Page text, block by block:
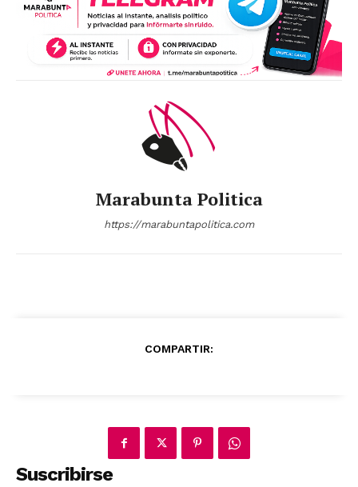
News Week
Magazine PRO
Marabunta Politica
https://marabuntapolitica.com
COMPARTIR:
Suscribirse